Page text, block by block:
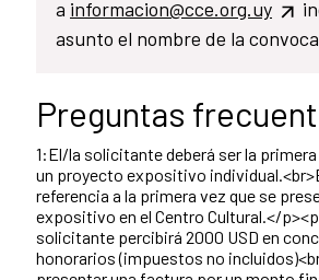
a informacion@cce.org.uy
asunto el nombre de la
Preguntas
1:El/la solicitante deberá ser la
un proyecto expositivo
referencia a la primera vez que se
expositivo en el Centro Cultural.</
solicitante percibirá 2000 USD en
honorarios (impuestos no